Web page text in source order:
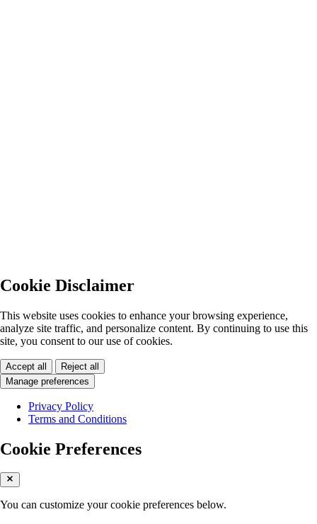
Cookie Disclaimer
This website uses cookies to enhance your browsing experience,
analyze site traffic, and personalize content. By continuing to use this
site, you consent to our use of cookies.
Accept all
Reject all
Manage preferences
Privacy Policy
Terms and Conditions
Cookie Preferences
You can customize your cookie preferences below.